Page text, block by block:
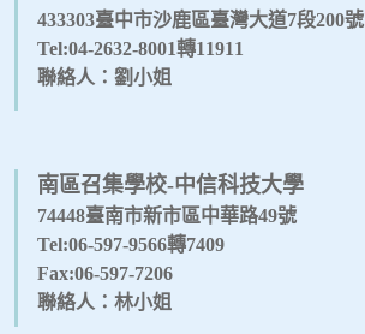
433303臺中市沙鹿區臺灣大道7段200號
Tel:04-2632-8001轉11911
聯絡人：劉小姐
南區召集學校-中信科技大學
74448臺南市新市區中華路49號
Tel:06-597-9566轉7409
Fax:06-597-7206
聯絡人：林小姐